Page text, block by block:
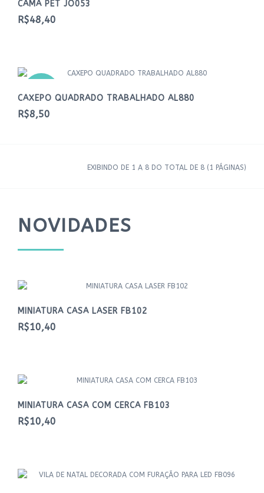
CAMA PET JO053
R$48,40
CAXEPO QUADRADO TRABALHADO AL880
R$8,50
EXIBINDO DE 1 A 8 DO TOTAL DE 8 (1 PÁGINAS)
NOVIDADES
MINIATURA CASA LASER FB102
R$10,40
MINIATURA CASA COM CERCA FB103
R$10,40